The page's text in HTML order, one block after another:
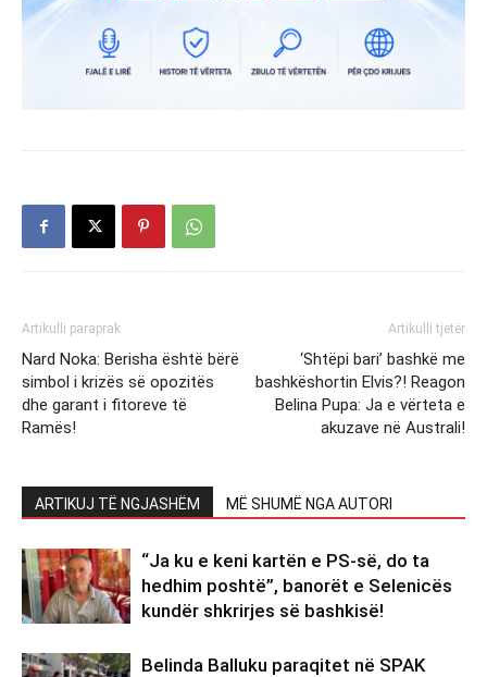
Artikulli paraprak
Nard Noka: Berisha është bërë
simbol i krizës së opozitës
dhe garant i fitoreve të
Ramës!
Artikulli tjetër
‘Shtëpi bari’ bashkë me
bashkëshortin Elvis?! Reagon
Belina Pupa: Ja e vërteta e
akuzave në Australi!
ARTIKUJ TË NGJASHËM MË SHUMË NGA AUTORI
“Ja ku e keni kartën e PS-së, do ta
hedhim poshtë”, banorët e Selenicës
kundër shkrirjes së bashkisë!
Belinda Balluku paraqitet në SPAK